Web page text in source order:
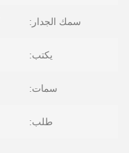
سمك الجدار:
يكتب:
سمات:
طلب: